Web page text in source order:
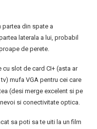
partea din spate a
laterala a lui, probabil
de perete.
cu slot de card CI+ (asta ar
mufa VGA pentru cei care
(desi merge excelent si pe
si conectivitate optica.
sa poti sa te uiti la un film